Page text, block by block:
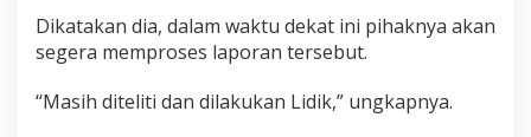
Dikatakan dia, dalam waktu dekat ini pihaknya akan
segera memproses laporan tersebut.
“Masih diteliti dan dilakukan Lidik,” ungkapnya.